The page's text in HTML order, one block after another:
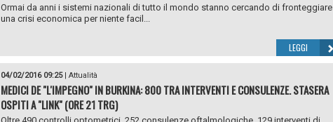
Ormai da anni i sistemi nazionali di tutto il mondo stanno cercando di fronteggiare
una crisi economica per niente facil...
LEGGI
04/02/2016 09:25| Attualità
MEDICI DE "L'IMPEGNO" IN BURKINA: 800 TRA INTERVENTI E CONSULENZE. STASERA
OSPITI A "LINK" (ORE 21 TRG)